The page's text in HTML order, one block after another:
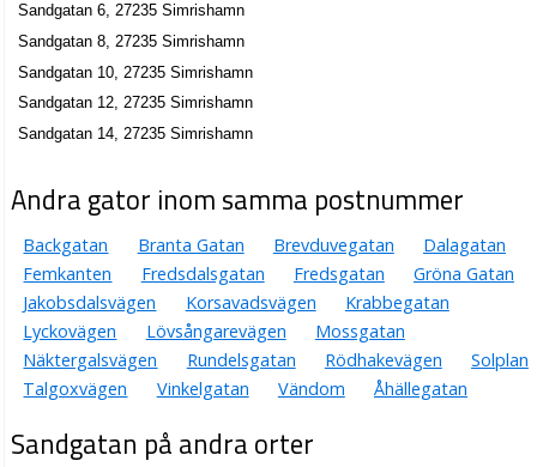
Sandgatan 6, 27235 Simrishamn
Sandgatan 8, 27235 Simrishamn
Sandgatan 10, 27235 Simrishamn
Sandgatan 12, 27235 Simrishamn
Sandgatan 14, 27235 Simrishamn
Andra gator inom samma postnummer
Backgatan Branta Gatan Brevduvegatan
Dalagatan
Femkanten
Fredsdalsgatan Fredsgatan
Gröna Gatan
Jakobsdalsvägen
Korsavadsvägen
Krabbegatan
Lyckovägen
Lövsångarevägen
Mossgatan
Näktergalsvägen
Rundelsgatan Rödhakevägen
Solplan
Talgoxvägen
Vinkelgatan Vändom Åhällegatan
Sandgatan på andra orter